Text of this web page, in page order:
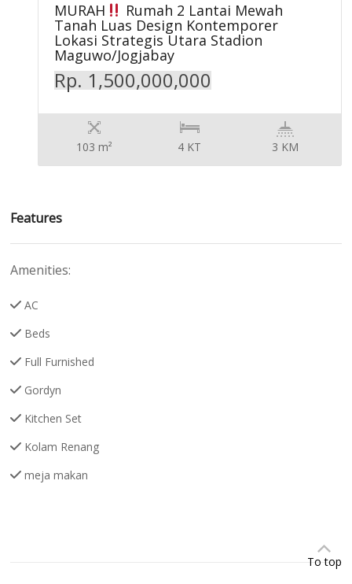
MURAH Rumah 2 Lantai Mewah
Tanah Luas Design Kontemporer
Lokasi Strategis Utara Stadion
Maguwo/Jogjabay
Rp. 1,500,000,000
103 m² 4 KT 3 KM
Features
Amenities:
AC
Beds
Full Furnished
Gordyn
Kitchen Set
Kolam Renang
meja makan
To top